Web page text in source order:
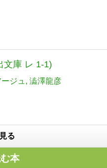
文庫 レ 1-1)
ジュ 澁澤龍彦
る
本